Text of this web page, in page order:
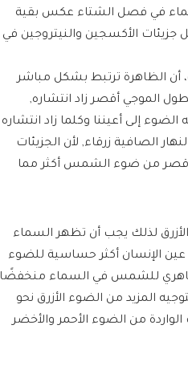
في فصل الشتاء عكس بقية
الأكسجين والنيتروجين في
أن الظاهرة ترتبط بشكل مباشر
الموجي أقصر زاد انتشاره,
إلى أعيننا وكلما زاد انتشاره
الصافية زرقاء, لأن الجزيئات
الأقصر من ضوء الشمس أكثر مما
لذلك يجب أن تظهر السماء
عين الإنسان أكثر حساسية للضوء
للشمس في السماء منخفضًا
المزيد من الضوء الأزرق نحو
من الضوء الأحمر والأخضر